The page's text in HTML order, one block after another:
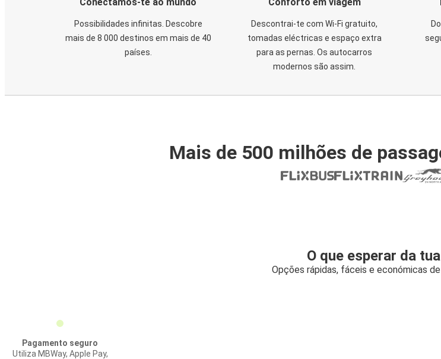
Possibilidades infinitas. Descobre
mais de 8 000 destinos em mais de 40
países.
Descontrai-te com Wi-Fi gratuito,
tomadas eléctricas e espaço extra
para as pernas. Os autocarros
modernos são assim.
Mais de 500 milhões de
O que esperar da
Opções rápidas, fáceis e económicas
Pagamento seguro
Utiliza MBWay, Apple Pay,